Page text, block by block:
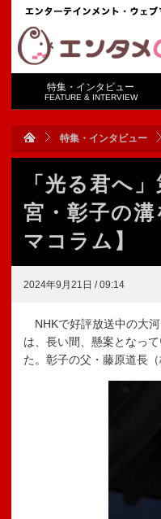
特集・インタビュー
FEATURE & INTERVIEW
特集・インタビュー
「光る君へ
宮・彰子の
マコラム】
2024年9月21日 / 09:14
NHKで好評放送中の大
は、長い間、懸案となっ
た。彰子の父・藤原道長